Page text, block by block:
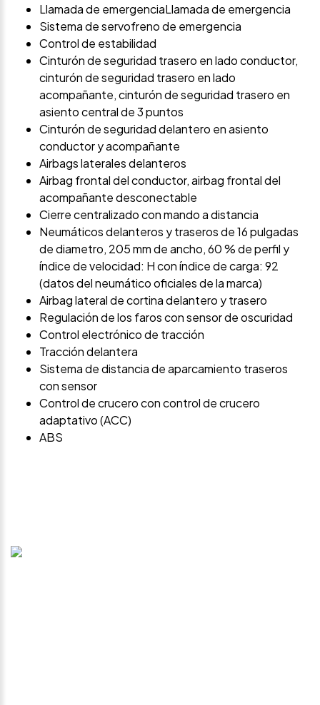
Llamada de emergenciaLlamada de emergencia
Sistema de servofreno de emergencia
Control de estabilidad
Cinturón de seguridad trasero en lado conductor,
cinturón de seguridad trasero en lado
acompañante, cinturón de seguridad trasero en
asiento central de 3 puntos
Cinturón de seguridad delantero en asiento
conductor y acompañante
Airbags laterales delanteros
Airbag frontal del conductor, airbag frontal del
acompañante desconectable
Cierre centralizado con mando a distancia
Neumáticos delanteros y traseros de 16 pulgadas
de diametro, 205 mm de ancho, 60 % de perfil y
índice de velocidad: H con índice de carga: 92
(datos del neumático oficiales de la marca)
Airbag lateral de cortina delantero y trasero
Regulación de los faros con sensor de oscuridad
Control electrónico de tracción
Tracción delantera
Sistema de distancia de aparcamiento traseros
con sensor
Control de crucero con control de crucero
adaptativo (ACC)
ABS